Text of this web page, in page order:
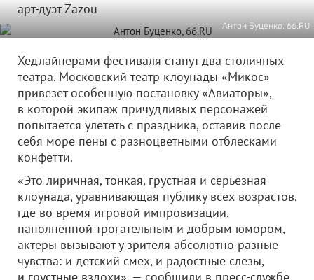
арт-дуэт Zazou
Антон Буценко, 66.RU
Хедлайнерами фестиваля станут два столичных
театра. Московский театр клоунады «Микос»
привезет особенную постановку «Авиаторы»,
в которой экипаж причудливых персонажей
попытается улететь с праздника, оставив после
себя море пены с разноцветными отблесками
конфетти.
«Это лиричная, тонкая, грустная и серьезная
клоунада, уравнивающая публику всех возрастов,
где во время игровой импровизации,
наполненной трогательным и добрым юмором,
актеры вызывают у зрителя абсолютно разные
чувства: и детский смех, и радостные слезы,